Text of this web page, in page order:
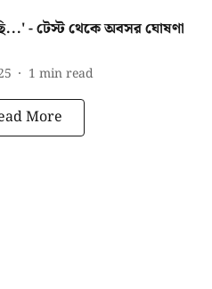
- টেস্ট থেকে অবসর ঘোষণা
1 min read
More